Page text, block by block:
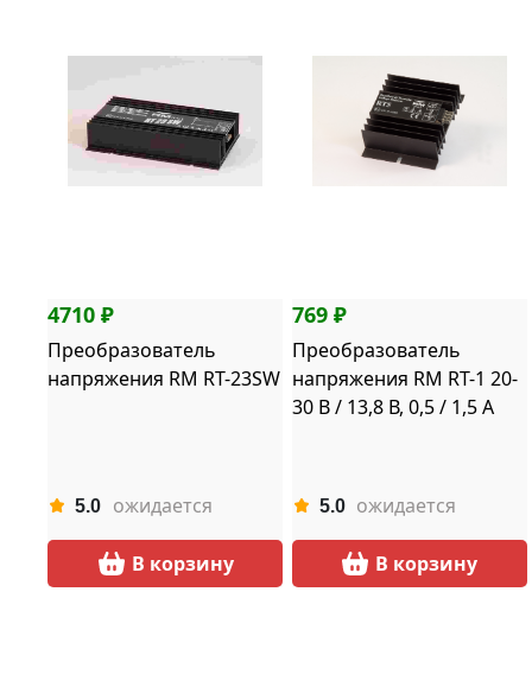
4710 ₽
Преобразователь
напряжения RM RT-23SW
5.0 ожидается
В корзину
769 ₽
Преобразователь
напряжения RM RT-1 20-
30 В / 13,8 В, 0,5 / 1,5 А
5.0 ожидается
В корзину